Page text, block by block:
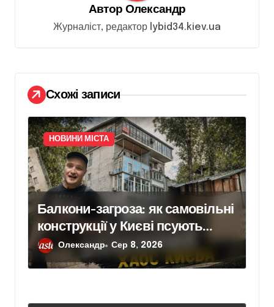
п
с
і
в
Автор Олександр
Журналіст, редактор lybid34.kiev.ua
Схожі записи
НОВИНИ МІСТА
Балкони-загроза: як самовільні
конструкції у Києві псують
фасади будинків і ставлять під
ризик сусідів
Олександр Сер 8, 2026